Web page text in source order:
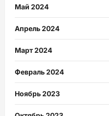
Май 2024
Апрель 2024
Март 2024
Февраль 2024
Ноябрь 2023